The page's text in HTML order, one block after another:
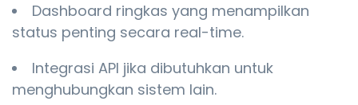
Dashboard ringkas yang menampilkan
status penting secara real-time.
Integrasi API jika dibutuhkan untuk
menghubungkan sistem lain.